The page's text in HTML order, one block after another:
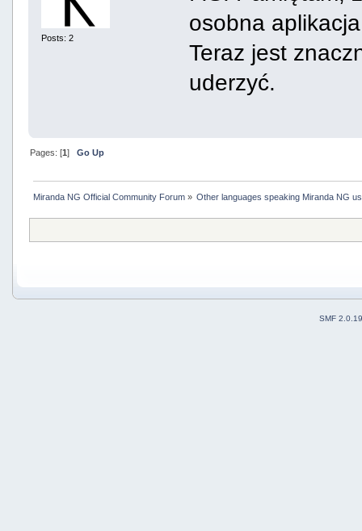
Posts: 2
osobna
Teraz jest
uderzyć.
Pages: [1] Go Up
Miranda NG Official Community Forum» Other languages speaking Miranda NG
SMF 2.0.19